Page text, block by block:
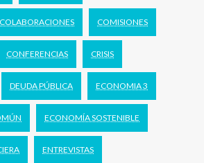
COLABORACIONES COMISIONES
CONFERENCIAS CRISIS
DEUDA PÚBLICA ECONOMIA 3
ECONOMÍA SOSTENIBLE
ENTREVISTAS